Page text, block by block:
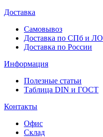
Доставка
Самовывоз
Доставка по СПб и ЛО
Доставка по России
Информация
Полезные статьи
Таблица DIN и ГОСТ
Контакты
Офис
Склад